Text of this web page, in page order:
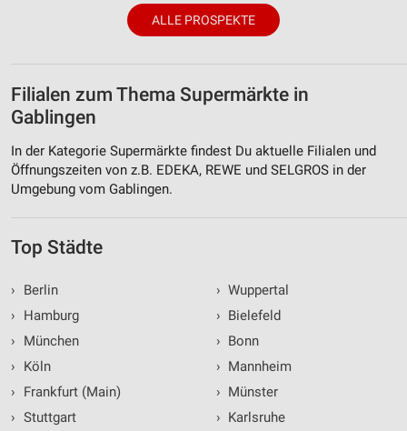
ALLE PROSPEKTE
Filialen zum Thema Supermärkte in
Gablingen
In der Kategorie Supermärkte findest Du aktuelle Filialen und
Öffnungszeiten von z.B. EDEKA, REWE und SELGROS in der
Umgebung vom Gablingen.
Top Städte
›
Berlin
›
Hamburg
›
München
›
Köln
›
Frankfurt (Main)
› Stuttgart
› Wuppertal
› Bielefeld
› Bonn
› Mannheim
› Münster
› Karlsruhe